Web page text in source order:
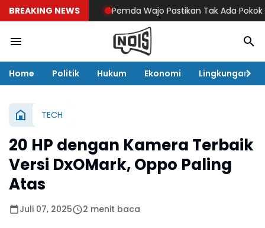
BREAKING NEWS Pemda Wajo Pastikan Tak Ada Pokok
Home Politik Hukum Ekonomi Lingkungan
TECH
20 HP dengan Kamera Terbaik
Versi DxOMark, Oppo Paling
Atas
Juli 07, 2025 2 menit baca